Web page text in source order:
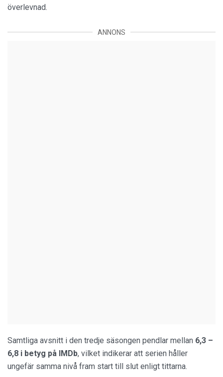
överlevnad.
ANNONS
Samtliga avsnitt i den tredje säsongen pendlar mellan 6,3 –
6,8 i betyg på IMDb, vilket indikerar att serien håller
ungefär samma nivå fram start till slut enligt tittarna.